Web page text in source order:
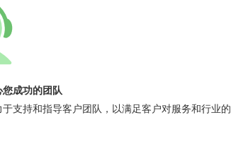
成功的团队
支持和指导客户团队，以满足客户对服务和行业的